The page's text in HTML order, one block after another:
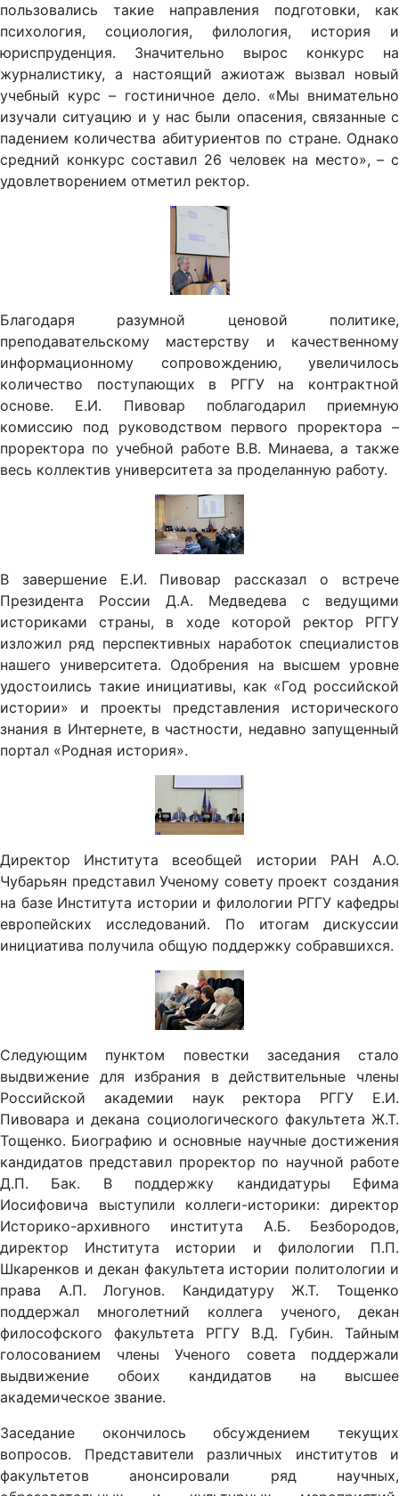
пользовались такие направления подготовки, как
психология, социология, филология, история и
юриспруденция. Значительно вырос конкурс на
журналистику, а настоящий ажиотаж вызвал новый
учебный курс – гостиничное дело. «Мы внимательно
изучали ситуацию и у нас были опасения, связанные с
падением количества абитуриентов по стране. Однако
средний конкурс составил 26 человек на место», – с
удовлетворением отметил ректор.
Благодаря разумной ценовой политике,
преподавательскому мастерству и качественному
информационному сопровождению, увеличилось
количество поступающих в РГГУ на контрактной
основе. Е.И. Пивовар поблагодарил приемную
комиссию под руководством первого проректора –
проректора по учебной работе В.В. Минаева, а также
весь коллектив университета за проделанную работу.
В завершение Е.И. Пивовар рассказал о встрече
Президента России Д.А. Медведева с ведущими
историками страны, в ходе которой ректор РГГУ
изложил ряд перспективных наработок специалистов
нашего университета. Одобрения на высшем уровне
удостоились такие инициативы, как «Год российской
истории» и проекты представления исторического
знания в Интернете, в частности, недавно запущенный
портал «Родная история».
Директор Института всеобщей истории РАН А.О.
Чубарьян представил Ученому совету проект создания
на базе Института истории и филологии РГГУ кафедры
европейских исследований. По итогам дискуссии
инициатива получила общую поддержку собравшихся.
Следующим пунктом повестки заседания стало
выдвижение для избрания в действительные члены
Российской академии наук ректора РГГУ Е.И.
Пивовара и декана социологического факультета Ж.Т.
Тощенко. Биографию и основные научные достижения
кандидатов представил проректор по научной работе
Д.П. Бак. В поддержку кандидатуры Ефима
Иосифовича выступили коллеги-историки: директор
Историко-архивного института А.Б. Безбородов,
директор Института истории и филологии П.П.
Шкаренков и декан факультета истории политологии и
права А.П. Логунов. Кандидатуру Ж.Т. Тощенко
поддержал многолетний коллега ученого, декан
философского факультета РГГУ В.Д. Губин. Тайным
голосованием члены Ученого совета поддержали
выдвижение обоих кандидатов на высшее
академическое звание.
Заседание окончилось обсуждением текущих
вопросов. Представители различных институтов и
факультетов анонсировали ряд научных,